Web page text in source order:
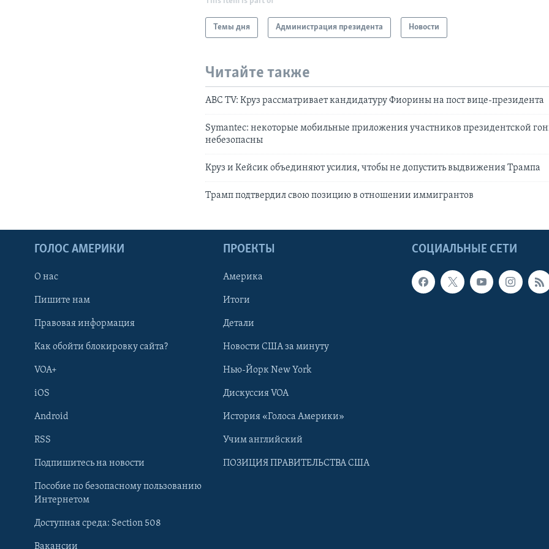
Learning English
Темы дня Администрация президента Новости
Читайте также
ABC TV: Круз рассматривает кандидатуру Фиорины на пост вице-президента
Symanteс: некоторые мобильные приложения участников президентской
небезопасны
Круз и Кейсик объединяют усилия, чтобы не допустить выдвижения Трампа
Трамп подтвердил свою позицию в отношении иммигрантов
СОЦИАЛЬНЫЕ СЕТИ
ГОЛОС АМЕРИКИ
О нас
Пишите нам
Правовая информация
Как обойти блокировку сайта?
VOA+
iOS
Android
RSS
Подпишитесь на новости
Пособие по безопасному пользованию
Интернетом
Доступная среда: Section 508
Вакансии
ПРОЕКТЫ
Америка
Итоги
Детали
Новости США за минуту
Нью-Йорк New York
Дискуссия VOA
История «Голоса Америки»
Учим английский
ПОЗИЦИЯ ПРАВИТЕЛЬСТВА США